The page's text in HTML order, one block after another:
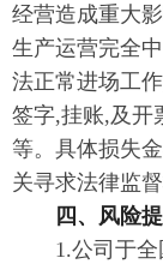
经营造成重大
生产运营完全
法正常进场工
签字,挂账,及开
等。具体损失
关寻求法律监
四、风险
1.公司于